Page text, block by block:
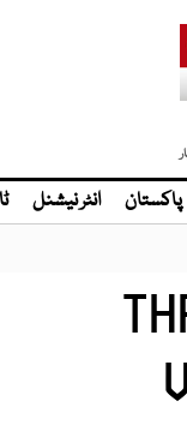
پاکستان انٹر نیشنل